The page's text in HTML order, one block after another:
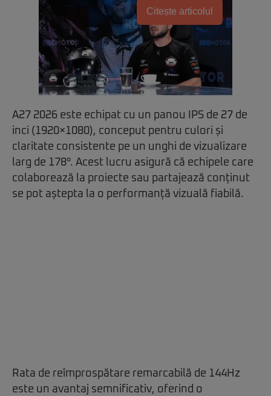
Citește articolul
A27 2026 este echipat cu un panou IPS de 27 de
inci (1920×1080), conceput pentru culori și
claritate consistente pe un unghi de vizualizare
larg de 178°. Acest lucru asigură că echipele care
colaborează la proiecte sau partajează conținut
se pot aștepta la o performanță vizuală fiabilă.
Rata de reîmprospătare remarcabilă de 144Hz
este un avantaj semnificativ, oferind o